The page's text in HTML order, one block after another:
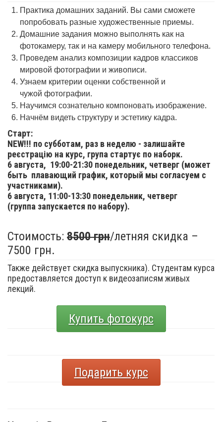
Практика домашних заданий. Вы сами сможете
попробовать разные художественные приемы.
Домашние задания можно выполнять как на
фотокамеру, так и на камеру мобильного телефона.
Проведем анализ композиции кадров классиков
мировой фотографии и живописи.
Узнаем критерии оценки собственной и
чужой фотографии.
Научимся сознательно компоновать изображение.
Начнём видеть структуру и эстетику кадра.
Старт:
NEW!!! по субботам, раз в неделю - залишайте
реєстрацію на курс, група стартує по наборк.
6 августа, 19:00-21:30 понедельник, четверг (может
быть плавающий график, который мы согласуем с
участниками).
6 августа, 11:00-13:30 понедельник, четверг
(группа запускается по набору).
Стоимость: 8500 грн/летняя скидка –
7500 грн.
Также действует скидка выпускника). Студентам курса
предоставляется доступ к видеозаписям живых
лекций.
Купить фотокурс
Подарить курс